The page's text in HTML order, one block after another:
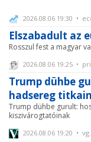
2026.08.06 19:30 •
Elszabadult az
Rosszul fest a magyar
2026.08.06 19:25 •
Trump dühbe
hadsereg
Trump dühbe gurult:
kiszivárogtatóinak
2026.08.06 19:20 •